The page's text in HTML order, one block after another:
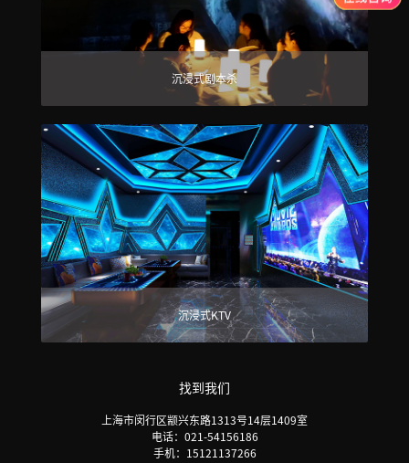
沉浸式剧本杀
沉浸式KTV
找到我们
上海市闵行区颛兴东路1313号14层1409室
电话：021-54156186
手机：15121137266